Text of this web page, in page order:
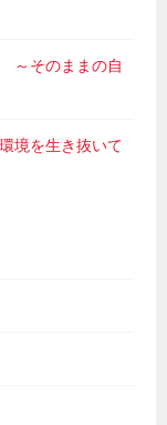
～そのままの自
境を生き抜いて